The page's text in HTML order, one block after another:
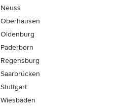
Neuss
Oberhausen
Oldenburg
Paderborn
Regensburg
Saarbrücken
Stuttgart
Wiesbaden